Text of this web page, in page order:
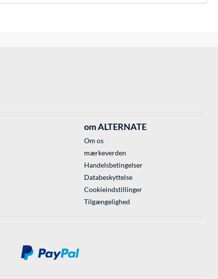
om ALTERNATE
Om os
mærkeverden
Handelsbetingelser
Databeskyttelse
Cookieindstillinger
Tilgængelighed